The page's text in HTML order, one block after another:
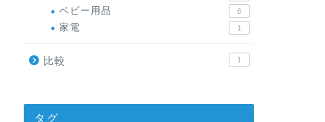
ベビー用品 6
家電 1
比較 1
タグ